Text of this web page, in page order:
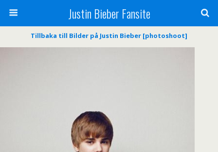
Justin Bieber Fansite
Tillbaka till Bilder på Justin Bieber [photoshoot]